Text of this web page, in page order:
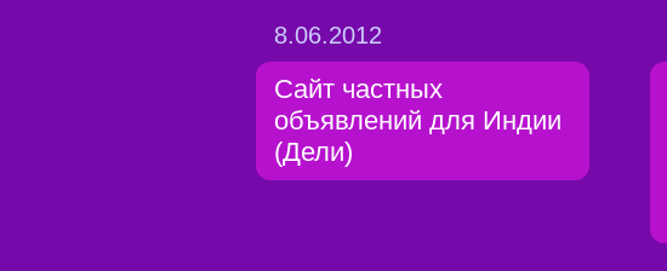
8.06.2012
Сайт частных
объявлений для Индии
(Дели)